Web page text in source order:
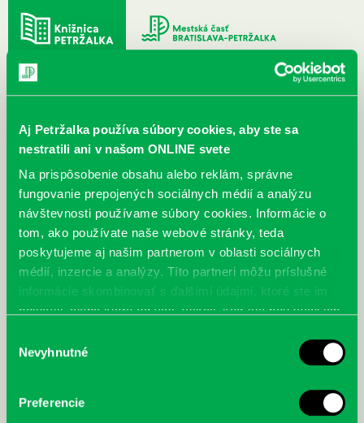
Aj Petržalka používa súbory cookies, aby ste sa
nestratili ani v našom ONLINE svete
Na prispôsobenie obsahu alebo reklám, správne
fungovanie prepojených sociálnych médií a analýzu
návštevnosti používame súbory cookies. Informácie o
tom, ako používate naše webové stránky, teda
poskytujeme aj našim partnerom v oblasti sociálnych
médií, inzercie a analýzy. Títo partneri môžu príslušné
informácie skombinovať s ďalšími údajmi, ktoré ste im
poskytli, alebo ktoré od vás získali, keď ste používali ich
súhlasu
Nevyhnutné
Preferencie
DOSPELÍ
MENU
Nové knihy pre august 2020
< Späť